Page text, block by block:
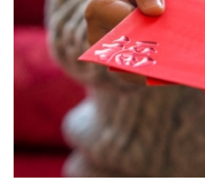
ค้นหา
SHARE TWEET